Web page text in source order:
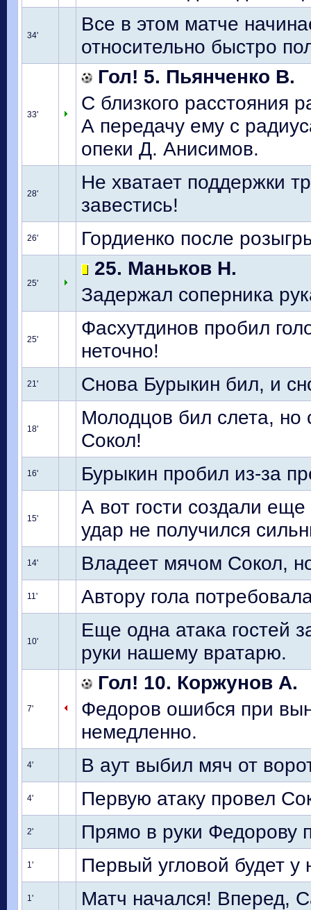
34'
Все в этом матче
относительно быстро
33'
Гол! 5. Пьянченко В.
С близкого расстояния
А передачу ему с
опеки Д. Анисимов.
28'
Не хватает поддержки
завестись!
26' Гордиенко после
25'
25. Маньков Н.
Задержал соперника
25'
Фасхутдинов пробил
неточно!
21' Снова Бурыкин бил, и
18'
Молодцов бил слета, но
Сокол!
16' Бурыкин пробил из-за
15'
А вот гости создали
удар не получился
14' Владеет мячом Сокол,
11' Автору гола
10'
Еще одна атака гостей
руки нашему вратарю.
7'
Гол! 10. Коржунов А.
Федоров ошибся при
немедленно.
4' В аут выбил мяч от
4' Первую атаку провел
2' Прямо в руки Федорову
1' Первый угловой будет у
1'
Матч начался! Вперед,